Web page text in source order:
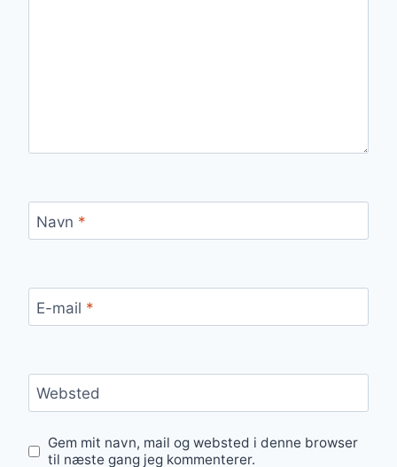
Navn *
E-mail *
Websted
Gem mit navn, mail og websted i denne browser
til næste gang jeg kommenterer.